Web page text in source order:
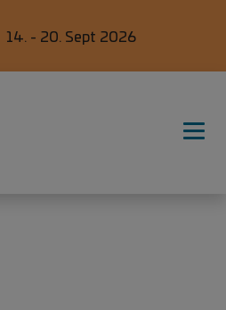
14. - 20. Sept 2026